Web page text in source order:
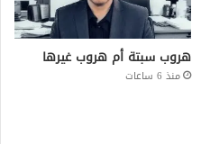
هروب سبتة أم هروب غيرها
منذ 6 ساعات